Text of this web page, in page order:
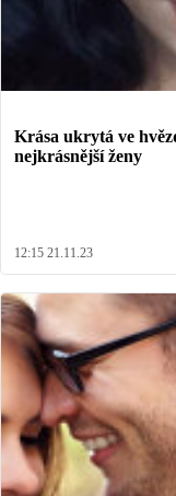
Krása ukrytá ve
nejkrásnější ženy
12:15 21.11.23